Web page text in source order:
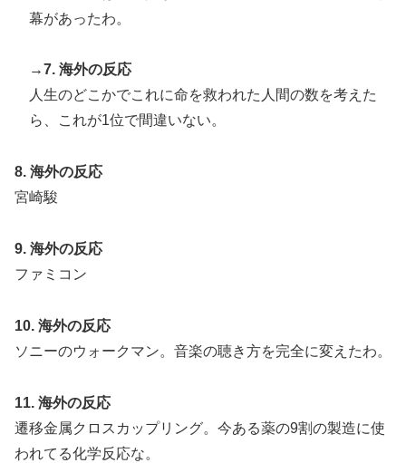
幕があったわ。
→7. 海外の反応
人生のどこかでこれに命を救われた人間の数を考えた
ら、これが1位で間違いない。
8. 海外の反応
宮崎駿
9. 海外の反応
ファミコン
10. 海外の反応
ソニーのウォークマン。音楽の聴き方を完全に変えたわ。
11. 海外の反応
遷移金属クロスカップリング。今ある薬の9割の製造に使
われてる化学反応な。